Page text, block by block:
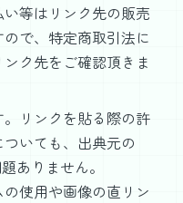
等はリンク先の販売
で、特定商取引法に
ク先をご確認頂きま
リンクを貼る際の許
いても、出典元の
ありません。
使用や画像の直リン